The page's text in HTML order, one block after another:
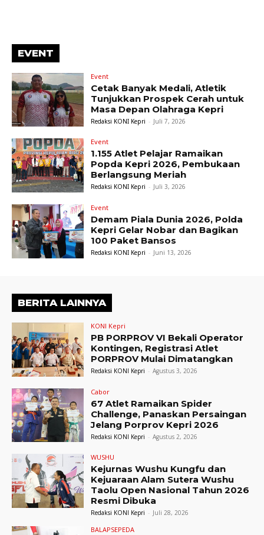
EVENT
Event
Cetak Banyak Medali, Atletik
Tunjukkan Prospek Cerah untuk
Masa Depan Olahraga Kepri
Redaksi KONI Kepri - Juli 7, 2026
Event
1.155 Atlet Pelajar Ramaikan
Popda Kepri 2026, Pembukaan
Berlangsung Meriah
Redaksi KONI Kepri - Juli 3, 2026
Event
Demam Piala Dunia 2026, Polda
Kepri Gelar Nobar dan Bagikan
100 Paket Bansos
Redaksi KONI Kepri - Juni 13, 2026
BERITA LAINNYA
KONI Kepri
PB PORPROV VI Bekali Operator
Kontingen, Registrasi Atlet
PORPROV Mulai Dimatangkan
Redaksi KONI Kepri - Agustus 3, 2026
Cabor
67 Atlet Ramaikan Spider
Challenge, Panaskan Persaingan
Jelang Porprov Kepri 2026
Redaksi KONI Kepri - Agustus 2, 2026
WUSHU
Kejurnas Wushu Kungfu dan
Kejuaraan Alam Sutera Wushu
Taolu Open Nasional Tahun 2026
Resmi Dibuka
Redaksi KONI Kepri - Juli 28, 2026
BALAPSEPEDA